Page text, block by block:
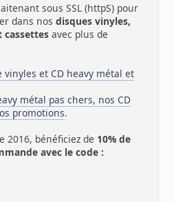
sous SSL (httpS) pour
dans nosdisques vinyles,
cassettes avec plus de
vinyles et CD heavy métal et
métal pas chers, nos CD
promotions.
2016, bénéficiez de 10% de
avec le code :